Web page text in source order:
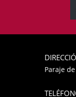
Paraje